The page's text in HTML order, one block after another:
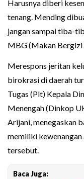
Harusnya diberi
tenang. Mending
jangan sampai tiba-
MBG (Makan Bergizi
Merespons jeritan
birokrasi di daerah
Tugas (Plt) Kepala
Menengah (Dinkop
Arijani, menegaskan
memiliki
tersebut.
Baca Juga: